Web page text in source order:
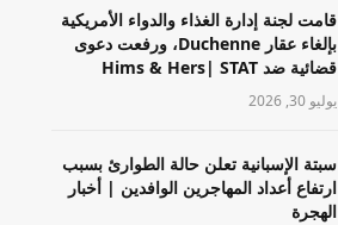
قامت لجنة إدارة الغذاء والدواء الأمريكية
بإلغاء عقار Duchenne، ورفعت دعوى
قضائية ضد Hims & Hers| STAT
يوليو 30, 2026
سبتة الإسبانية تعلن حالة الطوارئ بسبب
ارتفاع أعداد المهاجرين الوافدين | أخبار
الهجرة